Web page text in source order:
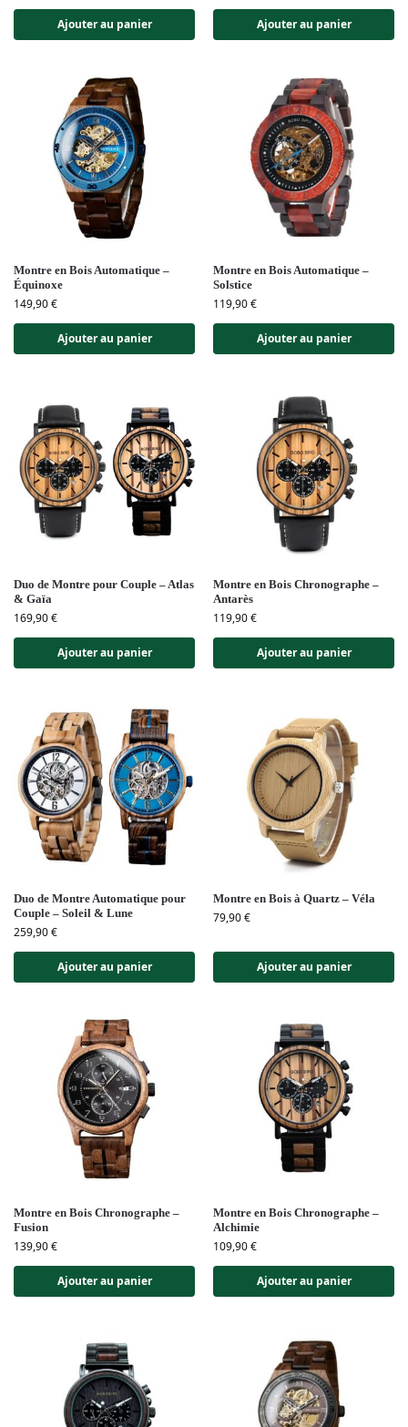
Ajouter au panier Ajouter au panier
Montre en Bois Automatique –
Équinoxe
149,90€
Ajouter au panier
Montre en Bois Automatique –
Solstice
119,90€
Ajouter au panier
Duo de Montre pour Couple – Atlas
& Gaïa
169,90€
Ajouter au panier
Montre en Bois Chronographe –
Antarès
119,90€
Ajouter au panier
Duo de Montre Automatique pour
Couple – Soleil & Lune
259,90€
Ajouter au panier
Montre en Bois à Quartz – Véla
79,90€
Ajouter au panier
Montre en Bois Chronographe –
Fusion
139,90€
Ajouter au panier
Montre en Bois Chronographe –
Alchimie
109,90€
Ajouter au panier